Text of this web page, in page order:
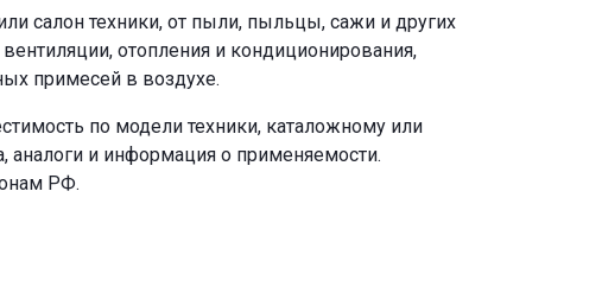
салон техники, от пыли, пыльцы, сажи и других
отопления и кондиционирования,
примесей в воздухе.
по модели техники, каталожному или
аналоги и информация о применяемости.
РФ.